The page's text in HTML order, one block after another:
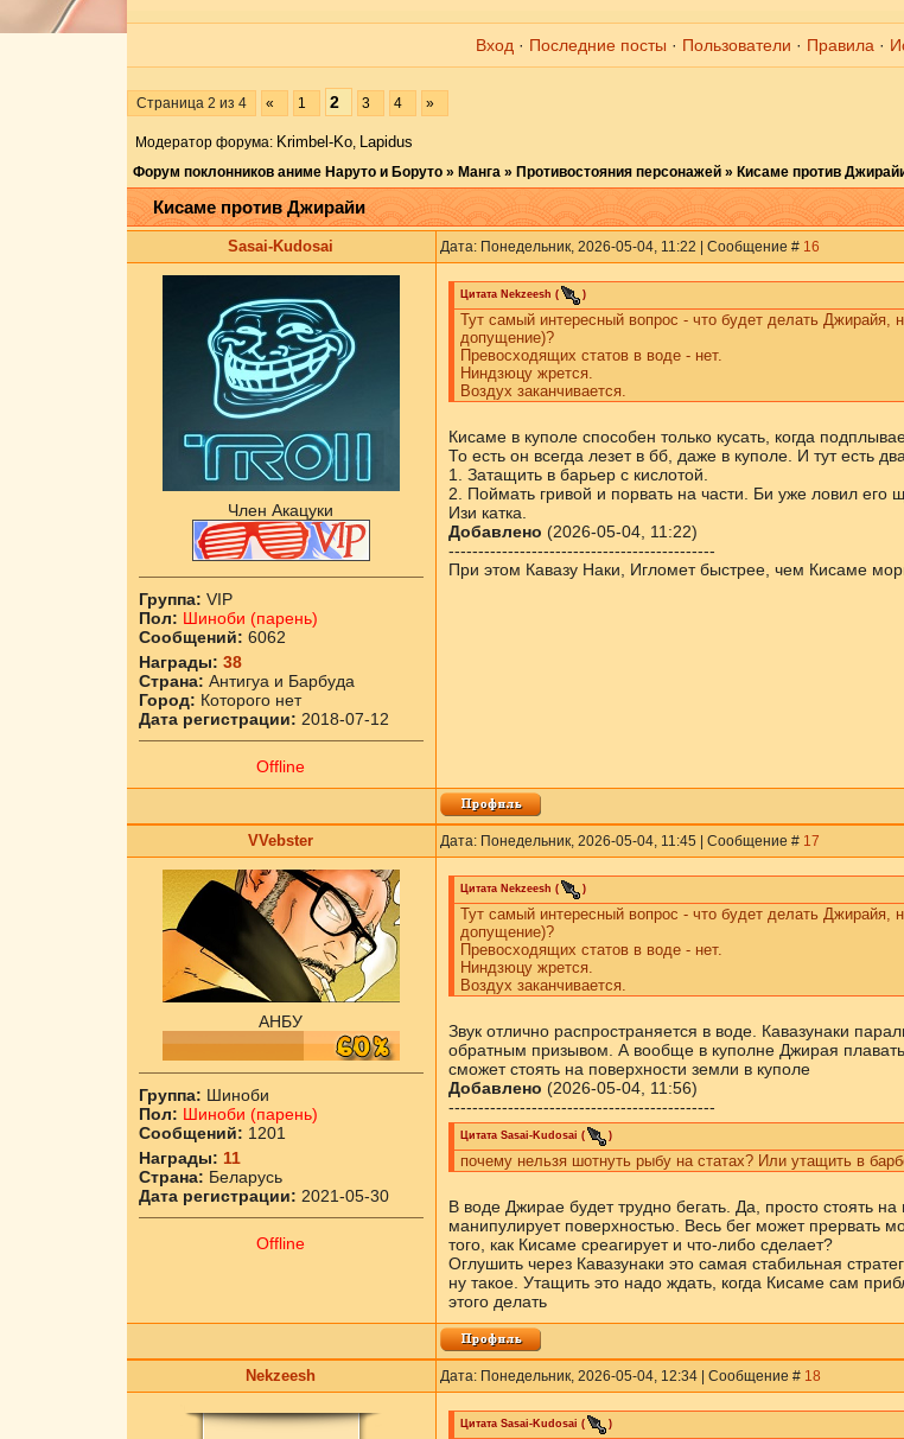
Вход · Последние посты · Пользователи · Правила ·
Страница 2 из 4 « 1 2 3 4 »
Модератор форума: Krimbel-Ko, Lapidus
Форум поклонников аниме Наруто и Боруто » Манга » Противостояния персонажей » Кисаме против
Кисаме против Джирайи
Sasai-Kudosai Дата: Понедельник, 2026-05-04, 11:22 | Сообщение # 16
Член Акацуки
Группа: VIP
Пол: Шиноби (парень)
Сообщений: 6062
Награды: 38
Страна: Антигуа и Барбуда
Город: Которого нет
Дата регистрации: 2018-07-12
Offline
Цитата Nekzeesh ( )
Тут самый интересный вопрос - что будет делать Джирайя,
допущение)?
Превосходящих статов в воде - нет.
Ниндзюцу жрется.
Воздух заканчивается.
Кисаме в куполе способен только кусать, когда
То есть он всегда лезет в бб, даже в куполе. И тут есть
1. Затащить в барьер с кислотой.
2. Поймать гривой и порвать на части. Би уже ловил его
Изи катка.
Добавлено (2026-05-04, 11:22)
---------------------------------------------
При этом Кавазу Наки, Игломет быстрее, чем Кисаме
VVebster Дата: Понедельник, 2026-05-04, 11:45 | Сообщение # 17
АНБУ
Группа: Шиноби
Пол: Шиноби (парень)
Сообщений: 1201
Награды: 11
Страна: Беларусь
Дата регистрации: 2021-05-30
Offline
Цитата Nekzeesh ( )
Тут самый интересный вопрос - что будет делать Джирайя,
допущение)?
Превосходящих статов в воде - нет.
Ниндзюцу жрется.
Воздух заканчивается.
Звук отлично распространяется в воде. Кавазунаки
обратным призывом. А вообще в куполне Джирая
сможет стоять на поверхности земли в куполе
Добавлено (2026-05-04, 11:56)
---------------------------------------------
Цитата Sasai-Kudosai ( )
почему нельзя шотнуть рыбу на статах? Или утащить в
В воде Джирае будет трудно бегать. Да, просто стоять
манипулирует поверхностью. Весь бег может
того, как Кисаме среагирует и что-либо сделает?
Оглушить через Кавазунаки это самая стабильная
ну такое. Утащить это надо ждать, когда Кисаме сам
этого делать
Nekzeesh Дата: Понедельник, 2026-05-04, 12:34 | Сообщение # 18
Цитата Sasai-Kudosai ( )